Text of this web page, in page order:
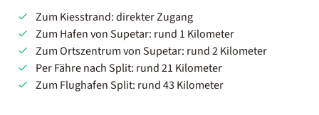
Zum Kiesstrand: direkter Zugang
Zum Hafen von Supetar: rund 1 Kilometer
Zum Ortszentrum von Supetar: rund 2 Kilometer
Per Fähre nach Split: rund 21 Kilometer
Zum Flughafen Split: rund 43 Kilometer